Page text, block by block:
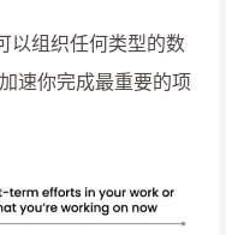
以组织任何类型的数
速你完成最重要的项